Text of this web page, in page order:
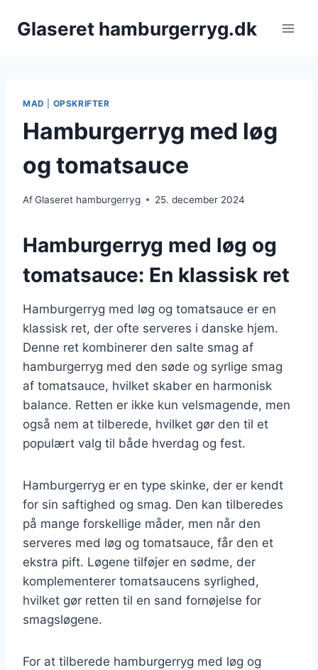
Glaseret hamburgerryg.dk
MAD OPSKRIFTER
Hamburgerryg med løg
og tomatsauce
AfGlaseret hamburgerryg 25. december 2024
Hamburgerryg med løg og
tomatsauce: En klassisk ret
Hamburgerryg med løg og tomatsauce er en
klassisk ret, der ofte serveres i danske hjem.
Denne ret kombinerer den salte smag af
hamburgerryg med den søde og syrlige smag
af tomatsauce, hvilket skaber en harmonisk
balance. Retten er ikke kun velsmagende, men
også nem at tilberede, hvilket gør den til et
populært valg til både hverdag og fest.
Hamburgerryg er en type skinke, der er kendt
for sin saftighed og smag. Den kan tilberedes
på mange forskellige måder, men når den
serveres med løg og tomatsauce, får den et
ekstra pift. Løgene tilføjer en sødme, der
komplementerer tomatsaucens syrlighed,
hvilket gør retten til en sand fornøjelse for
smagsløgene.
For at tilberede hamburgerryg med løg og